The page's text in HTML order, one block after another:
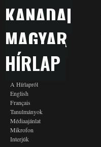
KANADAI
MAGYAR
HÍRLAP
A Hírlapról
English
Français
Tanulmányok
Médiaajánlat
Mikrofon
Interjúk